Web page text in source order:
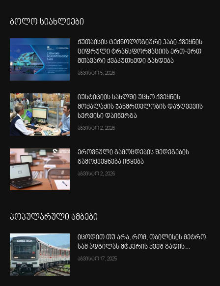
ბოლო სიახლეები
ქუთაისის ტექნოლოგიური ჰაბი ქვეყნის
ციფრული ტრანსფორმაციის ერთ-ერთ
მთავარი ქვაკუთხედი გახდება
აგვისტო 5, 2026
იუსტიციის სახლში უცხო ქვეყნის
მოქალაქის ჯანმრთელობის დაზღვევის
სერვისი დაინერგა
აგვისტო 2, 2026
ეროვნული გამოცდების შედეგების
გამოქვეყნება იწყება
აგვისტო 2, 2026
პოპულარული ამბები
იცოდით თუ არა, რომ, თბილისის მეტრო
სამ ადგილას მტკვრის ქვეშ გადის…
აგვისტო 17, 2025